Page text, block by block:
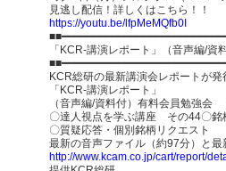
見逃し配信！詳しくはこちら！！
https://youtu.be/lfpMeMQfb0I
「KCR-講演レポート」（音声編/資
KCR総研の最新講演会レポートが発
「KCR-講演レポート」
（音声編/資料付）有料会員勉強会
〇達人視点を学ぶ講座 その44〇
〇質疑応答・個別銘柄リクエスト
最新の音声ファイル（約97分）と最
http://www.kcam.co.jp/cart/report/